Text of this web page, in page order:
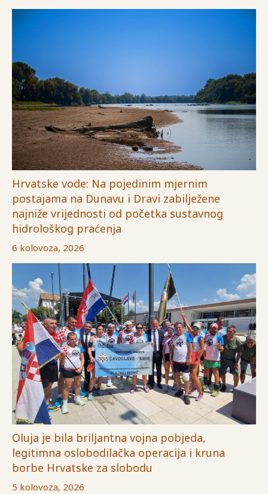
Hrvatske vode: Na pojedinim mjernim
postajama na Dunavu i Dravi zabilježene
najniže vrijednosti od početka sustavnog
hidrološkog praćenja
6 kolovoza, 2026
Oluja je bila briljantna vojna pobjeda,
legitimna oslobodilačka operacija i kruna
borbe Hrvatske za slobodu
5 kolovoza, 2026